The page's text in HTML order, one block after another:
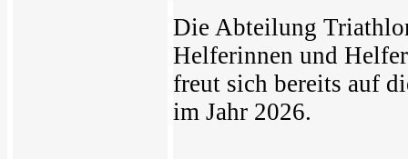
Die Abteilung
Helferinnen und
freut sich bereits auf
im Jahr 2026.